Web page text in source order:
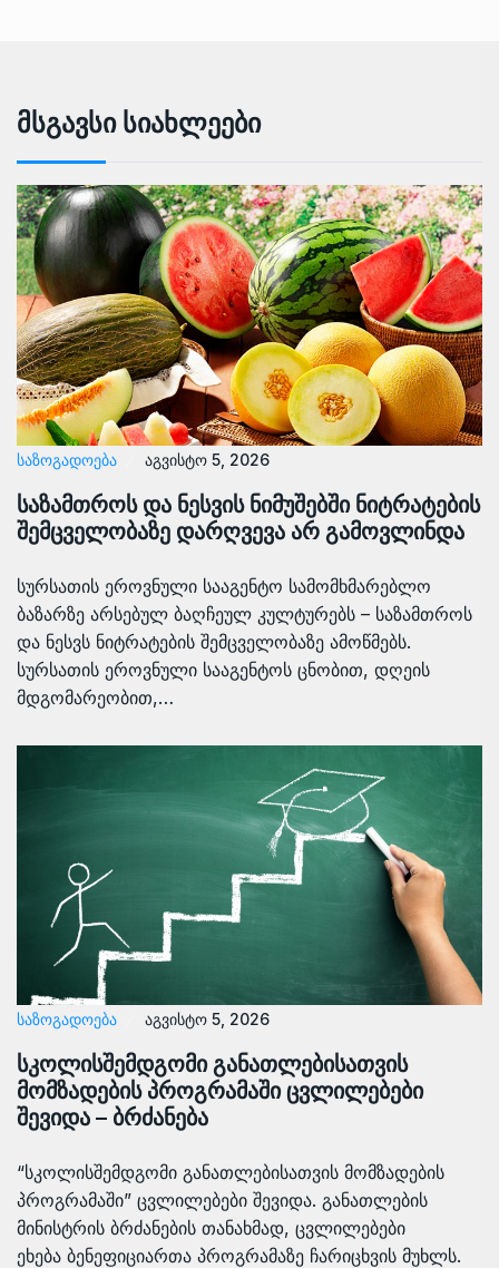
Მსგავსი Სიახლეები
ᲡᲐᲖᲝᲒᲐᲓᲝᲔᲑᲐ აგვისტო 5, 2026
საზამთროს და ნესვის ნიმუშებში ნიტრატების
შემცველობაზე დარღვევა არ გამოვლინდა
სურსათის ეროვნული სააგენტო სამომხმარებლო
ბაზარზე არსებულ ბაღჩეულ კულტურებს – საზამთროს
და ნესვს ნიტრატების შემცველობაზე ამოწმებს.
სურსათის ეროვნული სააგენტოს ცნობით, დღეის
მდგომარეობით,…
ᲡᲐᲖᲝᲒᲐᲓᲝᲔᲑᲐ აგვისტო 5, 2026
სკოლისშემდგომი განათლებისათვის
მომზადების პროგრამაში ცვლილებები
შევიდა – ბრძანება
“სკოლისშემდგომი განათლებისათვის მომზადების
პროგრამაში” ცვლილებები შევიდა. განათლების
მინისტრის ბრძანების თანახმად, ცვლილებები
ეხება ბენეფიციართა პროგრამაზე ჩარიცხვის მუხლს.